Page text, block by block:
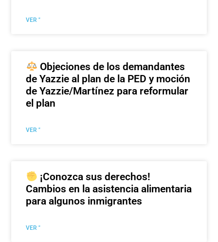
VER "
Objeciones de los demandantes
de Yazzie al plan de la PED y moción
de Yazzie/Martínez para reformular
el plan
VER "
¡Conozca sus derechos!
Cambios en la asistencia alimentaria
para algunos inmigrantes
VER "